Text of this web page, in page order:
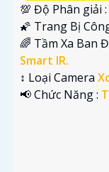
💯 Độ Phân giải :
🌠 Trang Bị
🌈 Tầm Xa Ban
Smart IR.
↕️ Loại Camera
️📢 Chức Năng :